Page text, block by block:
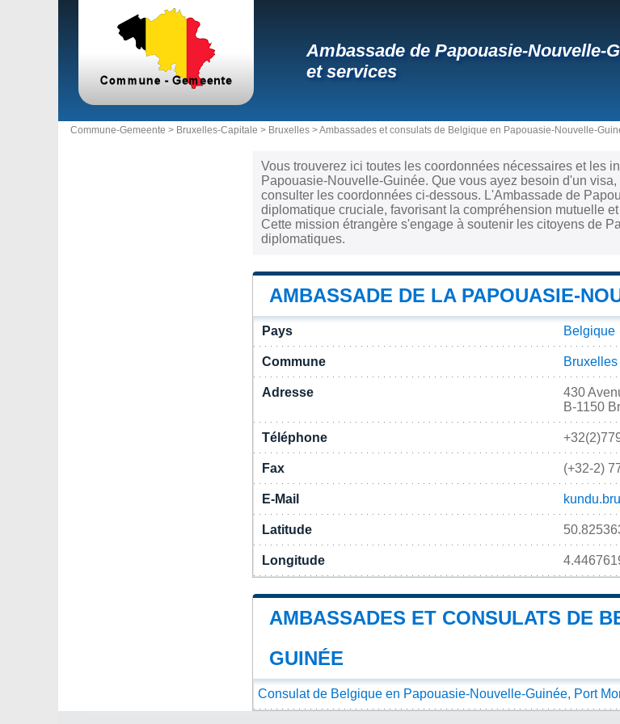
Ambassade de Papouasie-Nouvelle-
et services
Commune-Gemeente > Bruxelles-Capitale > Bruxelles >Ambassades et consulats de Belgique en Papouasie-Nouvelle-
Vous trouverez ici toutes les coordonnées nécessaires et les
Papouasie-Nouvelle-Guinée. Que vous ayez besoin d'un
consulter les coordonnées ci-dessous. L'Ambassade de
diplomatique cruciale, favorisant la compréhension mutuelle
Cette mission étrangère s'engage à soutenir les citoyens de
diplomatiques.
AMBASSADE DE LA PAPOUASIE-
Pays Belgique
Commune Bruxelles
Adresse
430
B-1150
Téléphone
Fax (+32-2)
E-Mail
Latitude
Longitude
AMBASSADES ET CONSULATS DE
GUINÉE
Consulat de Belgique en Papouasie-Nouvelle-Guinée, Port